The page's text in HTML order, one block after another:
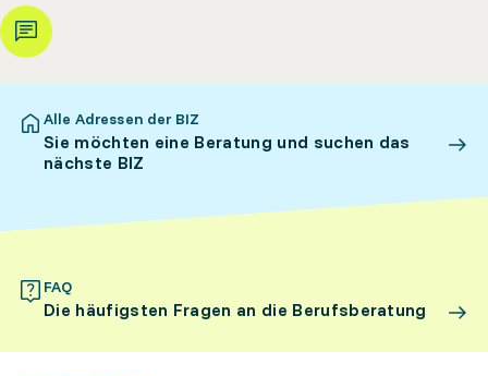
Alle Adressen der BIZ
Sie möchten eine Beratung und suchen das
nächste BIZ
FAQ
Die häufigsten Fragen an die Berufsberatung